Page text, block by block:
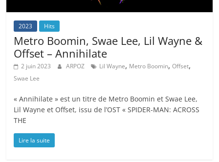
2023 Hits
Metro Boomin, Swae Lee, Lil Wayne &
Offset – Annihilate
2 juin 2023 ARPOZ Lil Wayne, Metro Boomin,Offset,
Swae Lee
« Annihilate » est un titre de Metro Boomin et Swae Lee,
Lil Wayne et Offset, issu de l’OST « SPIDER-MAN: ACROSS
THE
Lire la suite